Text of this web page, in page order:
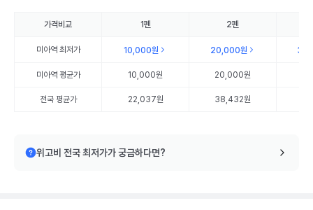
가격비교 1펜 2펜
미아역최저가 10,000원 20,000원
미아역평균가 10,000원 20,000원
전국 평균가 22,037원 38,432원
위고비 전국 최저가가 궁금하다면?